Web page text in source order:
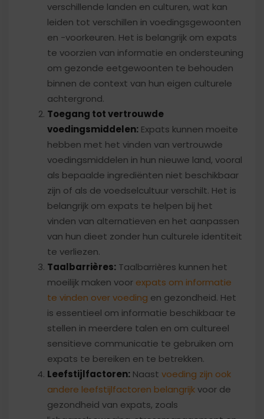
verschillende landen en culturen, wat kan
leiden tot verschillen in voedingsgewoonten
en -voorkeuren. Het is belangrijk om expats
te voorzien van informatie en ondersteuning
om gezonde eetgewoonten te behouden
binnen de context van hun eigen culturele
achtergrond.
Toegang tot vertrouwde
voedingsmiddelen: Expats kunnen moeite
hebben met het vinden van vertrouwde
voedingsmiddelen in hun nieuwe land, vooral
als bepaalde ingrediënten niet beschikbaar
zijn of als de voedselcultuur verschilt. Het is
belangrijk om expats te helpen bij het
vinden van alternatieven en het aanpassen
van hun dieet zonder hun culturele identiteit
te verliezen.
Taalbarrières: Taalbarrières kunnen het
moeilijk maken voor expats om informatie
te vinden over voeding en gezondheid. Het
is essentieel om informatie beschikbaar te
stellen in meerdere talen en om cultureel
sensitieve communicatie te gebruiken om
expats te bereiken en te betrekken.
Leefstijlfactoren: Naast voeding zijn ook
andere leefstijlfactoren belangrijkvoor de
gezondheid van expats, zoals